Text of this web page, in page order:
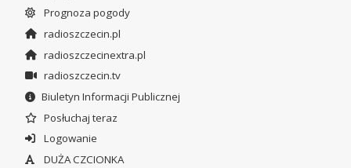
Prognoza pogody
radioszczecin.pl
radioszczecinextra.pl
radioszczecin.tv
Biuletyn Informacji Publicznej
Posłuchaj teraz
Logowanie
DUŻA CZCIONKA